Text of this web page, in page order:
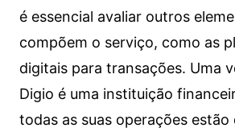
é essencial avaliar outros
compõem o serviço, como as
digitais para transações. Uma
Digio é uma instituição
todas as suas operações